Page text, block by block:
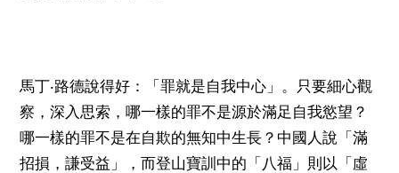
馬丁‧路德說得好：「罪就是自我中心」。只要細心觀
察，深入思索，哪一樣的罪不是源於滿足自我慾望？
哪一樣的罪不是在自欺的無知中生長？中國人說「滿
招損，謙受益」，而登山寶訓中的「八福」則以「虛